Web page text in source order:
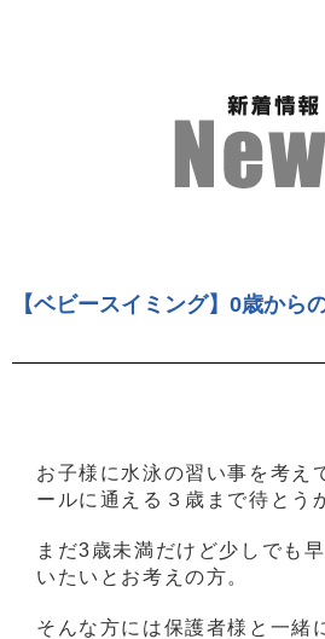
【ベビースイミング】0歳から
お子様に水泳の習い事を考え
ールに通える３歳まで待とう
まだ3歳未満だけど少しでも
いたいとお考えの方。
そんな方には保護者様と一緒